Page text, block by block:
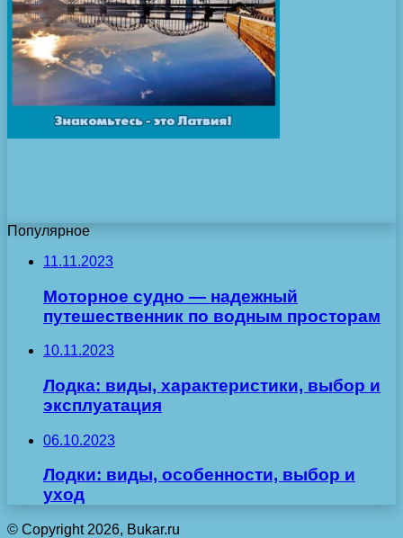
Популярное
11.11.2023
Моторное судно — надежный
путешественник по водным просторам
10.11.2023
Лодка: виды, характеристики, выбор и
эксплуатация
06.10.2023
Лодки: виды, особенности, выбор и
уход
© Copyright 2026, Bukar.ru